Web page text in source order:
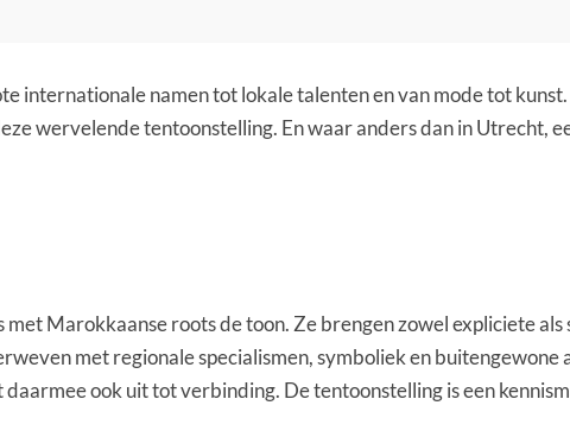
internationale namen tot lokale talenten en van mode tot
wervelende tentoonstelling. En waar anders dan in Utrecht,
Marokkaanse roots de toon. Ze brengen zowel expliciete als
met regionale specialismen, symboliek en buitengewone
ook uit tot verbinding. De tentoonstelling is een